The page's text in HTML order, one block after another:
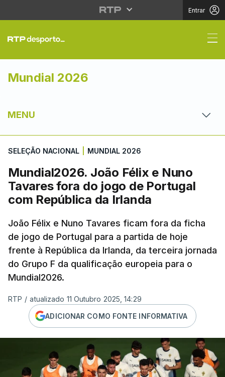
Entrar
Mundial2026. João
Mundial 2026
MENU
SELEÇÃO NACIONAL MUNDIAL 2026
Mundial2026. João Félix e Nuno
Tavares fora do jogo de Portugal
com República da Irlanda
João Félix e Nuno Tavares ficam fora da ficha
de jogo de Portugal para a partida de hoje
frente à República da Irlanda, da terceira jornada
do Grupo F da qualificação europeia para o
Mundial2026.
RTP / atualizado 11 Outubro 2025, 14:29
ADICIONAR COMO FONTE INFORMATIVA